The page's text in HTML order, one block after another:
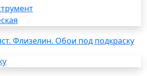
Флизелин. Обои под подкраску